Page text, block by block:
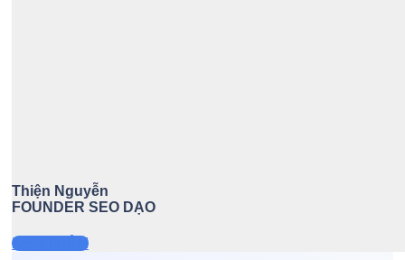
Thiện Nguyễn
FOUNDER SEO DẠO
XEM THÊM